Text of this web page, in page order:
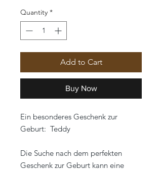
Quantity *
Add to Cart
Buy Now
Ein besonderes Geschenk zur
Geburt: Teddy
Die Suche nach dem perfekten
Geschenk zur Geburt kann eine